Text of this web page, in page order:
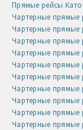
Прямые рейсы
Чартерные прямые
Чартерные прямые
Чартерные прямые
Чартерные
Чартерные прямые
Чартерные прямые
Чартерные прямые
Чартерные прямые
Чартерные прямые
Чартерные прямые